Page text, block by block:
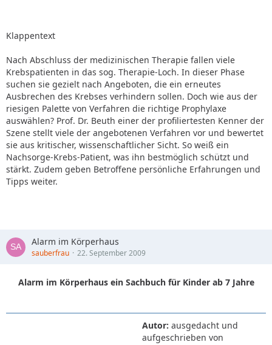
Klappentext
Nach Abschluss der medizinischen Therapie fallen viele
Krebspatienten in das sog. Therapie-Loch. In dieser Phase
suchen sie gezielt nach Angeboten, die ein erneutes
Ausbrechen des Krebses verhindern sollen. Doch wie aus der
riesigen Palette von Verfahren die richtige Prophylaxe
auswählen? Prof. Dr. Beuth einer der profiliertesten Kenner der
Szene stellt viele der angebotenen Verfahren vor und bewertet
sie aus kritischer, wissenschaftlicher Sicht. So weiß ein
Nachsorge-Krebs-Patient, was ihn bestmöglich schützt und
stärkt. Zudem geben Betroffene persönliche Erfahrungen und
Tipps weiter.
Alarm im Körperhaus
sauberfrau 22. September 2009
Alarm im Körperhaus ein Sachbuch für Kinder ab 7 Jahre
Autor: ausgedacht und
aufgeschrieben von